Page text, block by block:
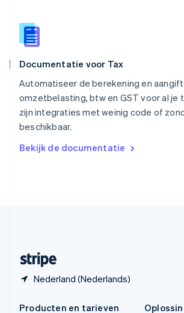
Documentatie voor Tax
Automatiseer de berekening en
omzetbelasting, btw en GST voor al je
zijn integraties met weinig code of
beschikbaar.
Bekijk de documentatie
Nederland (Nederlands)
English
Spanje
Thailand
ไทยEnglish
Tsjechië
Vasteland van China
简体中文English
English
Producten en tarieven